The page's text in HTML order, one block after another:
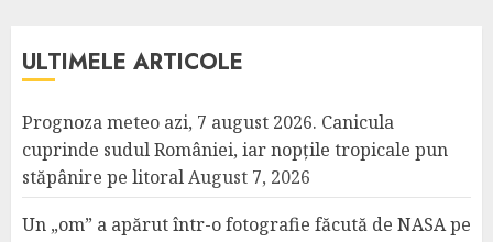
ULTIMELE ARTICOLE
Prognoza meteo azi, 7 august 2026. Canicula
cuprinde sudul României, iar nopțile tropicale pun
stăpânire pe litoralAugust 7, 2026
Un „om” a apărut într-o fotografie făcută de NASA pe